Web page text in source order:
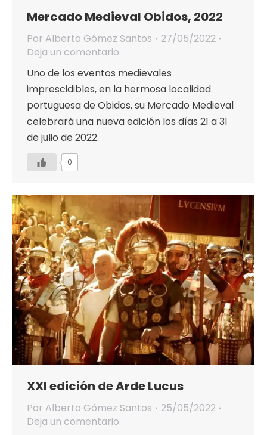
Mercado Medieval Obidos, 2022
Por Alberto Gómez Santos
27/05/2022
Deja un comentario
Uno de los eventos medievales
imprescidibles, en la hermosa localidad
portuguesa de Obidos, su Mercado Medieval
celebrará una nueva edición los días 21 a 31
de julio de 2022.
0
XXI edición de Arde Lucus
Por Alberto Gómez Santos
25/05/2022
Deja un comentario